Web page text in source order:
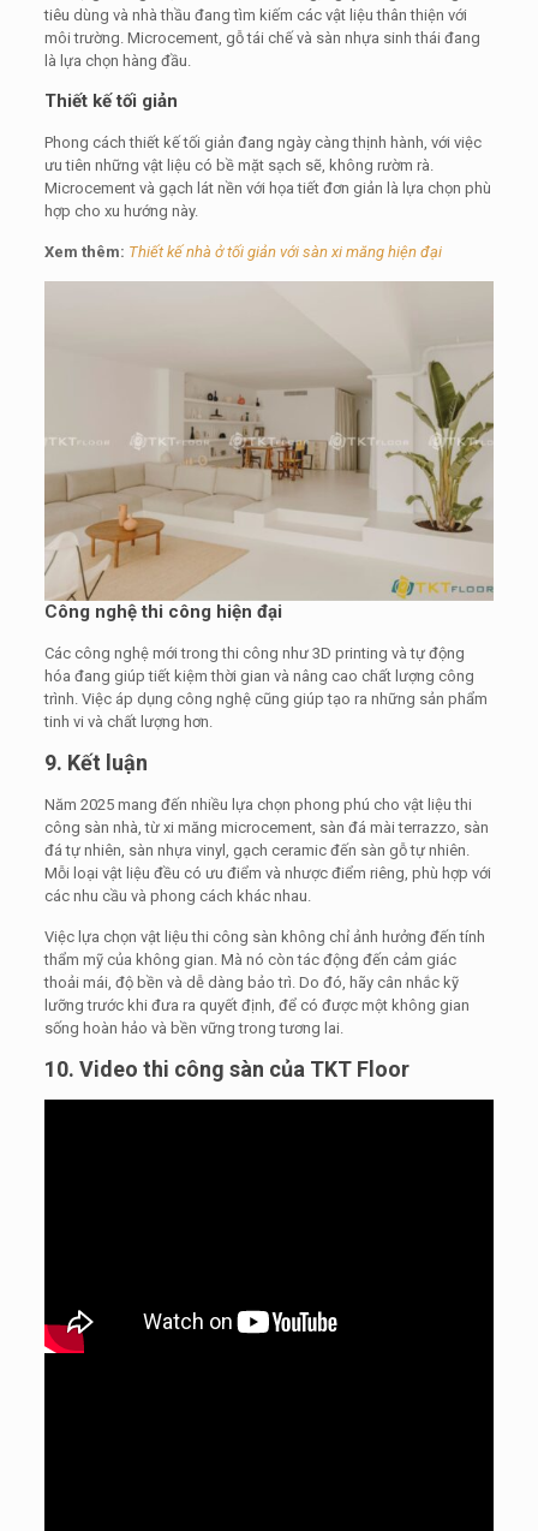
tiêu dùng và nhà thầu đang tìm kiếm các vật liệu thân thiện với
môi trường. Microcement, gỗ tái chế và sàn nhựa sinh thái đang
là lựa chọn hàng đầu.
Thiết kế tối giản
Phong cách thiết kế tối giản đang ngày càng thịnh hành, với việc
ưu tiên những vật liệu có bề mặt sạch sẽ, không rườm rà.
Microcement và gạch lát nền với họa tiết đơn giản là lựa chọn phù
hợp cho xu hướng này.
Xem thêm: Thiết kế nhà ở tối giản với sàn xi măng hiện đại
Công nghệ thi công hiện đại
Các công nghệ mới trong thi công như 3D printing và tự động
hóa đang giúp tiết kiệm thời gian và nâng cao chất lượng công
trình. Việc áp dụng công nghệ cũng giúp tạo ra những sản phẩm
tinh vi và chất lượng hơn.
9. Kết luận
Năm 2025 mang đến nhiều lựa chọn phong phú cho vật liệu thi
công sàn nhà, từ xi măng microcement, sàn đá mài terrazzo, sàn
đá tự nhiên, sàn nhựa vinyl, gạch ceramic đến sàn gỗ tự nhiên.
Mỗi loại vật liệu đều có ưu điểm và nhược điểm riêng, phù hợp với
các nhu cầu và phong cách khác nhau.
Việc lựa chọn vật liệu thi công sàn không chỉ ảnh hưởng đến tính
thẩm mỹ của không gian. Mà nó còn tác động đến cảm giác
thoải mái, độ bền và dễ dàng bảo trì. Do đó, hãy cân nhắc kỹ
lưỡng trước khi đưa ra quyết định, để có được một không gian
sống hoàn hảo và bền vững trong tương lai.
10. Video thi công sàn của TKT Floor